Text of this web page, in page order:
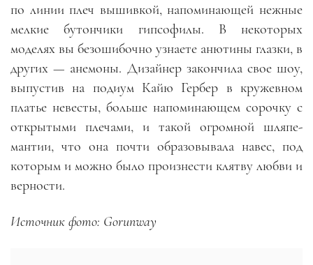
по линии плеч вышивкой, напоминающей нежные
мелкие бутончики гипсофилы. В некоторых
моделях вы безошибочно узнаете анютины глазки, в
других— анемоны. Дизайнер закончила свое шоу,
выпустив на подиум Кайю Гербер в кружевном
платье невесты, больше напоминающем сорочку с
открытыми плечами, и такой огромной шляпе-
мантии, что она почти образовывала навес, под
которым и можно было произнести клятву любви и
верности.
Источник фото: Gorunway